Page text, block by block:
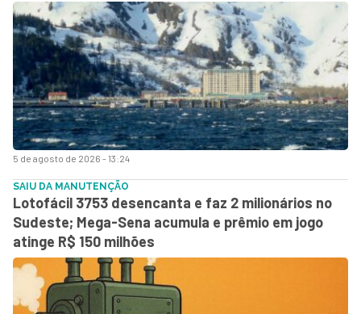
5 de agosto de 2026 - 13:24
SAIU DA MANUTENÇÃO
Lotofácil 3753 desencanta e faz 2 milionários no
Sudeste; Mega-Sena acumula e prêmio em jogo
atinge R$ 150 milhões